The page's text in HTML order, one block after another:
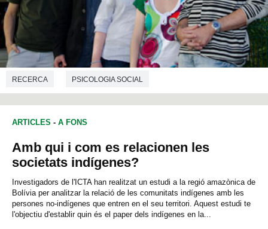
RECERCA PSICOLOGIA SOCIAL
ARTICLES - A FONS
Amb qui i com es relacionen les
societats indígenes?
Investigadors de l'ICTA han realitzat un estudi a la regió amazònica de
Bolívia per analitzar la relació de les comunitats indígenes amb les
persones no-indígenes que entren en el seu territori. Aquest estudi te
l'objectiu d'establir quin és el paper dels indígenes en la...